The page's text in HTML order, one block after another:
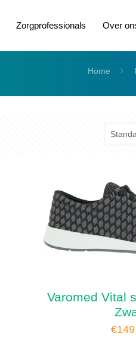
Zorgprofessionals Over
Home
Varomed Vital
€